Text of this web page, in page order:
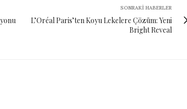
SONRAKI HABERLER
L’Oréal Paris’ten Koyu Lekelere Çözüm: Yeni
Bright Reveal